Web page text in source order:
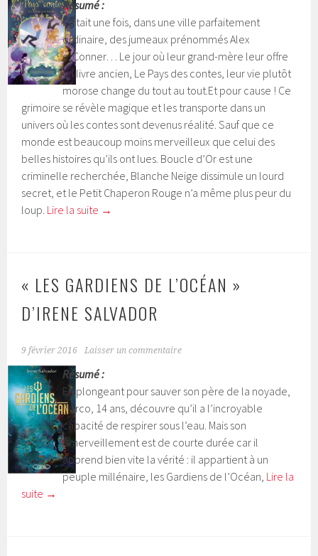
Résumé :
Il était une fois, dans une ville parfaitement
ordinaire, des jumeaux prénommés Alex
etConner… Le jour où leur grand-mère leur offre
un livre ancien, Le Pays des contes, leur vie plutôt
morose change du tout au tout.Et pour cause ! Ce
grimoire se révèle magique et les transporte dans un
univers où les contes sont devenus réalité. Sauf que ce
monde est beaucoup moins merveilleux que celui des
belles histoires qu’ils ont lues. Boucle d’Or est une
criminelle recherchée, Blanche Neige dissimule un lourd
secret, et le Petit Chaperon Rouge n’a même plus peur du
loup. Lire la suite →
« LES GARDIENS DE L’OCÉAN »
D’IRENE SALVADOR
9 février 2016 Laisser un commentaire
Résumé :
En plongeant pour sauver son père de la noyade,
Marco, 14 ans, découvre qu’il a l’incroyable
capacité de respirer sous l’eau. Mais son
émerveillement est de courte durée car il
apprend bien vite la vérité : il appartient à un
peuple millénaire, les Gardiens de l’Océan, Lire la
suite →